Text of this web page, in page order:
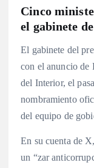
Cinco
el gabinete
El gabinete del
con el anuncio de
del Interior, el
nombramiento
del equipo de
En su cuenta de
un “zar